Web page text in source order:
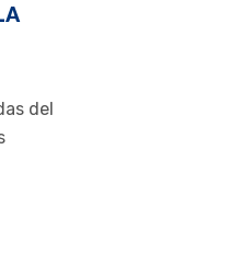
del